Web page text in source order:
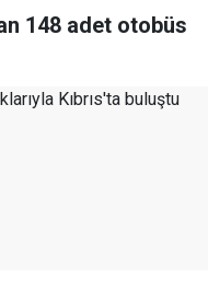
148 adet otobüs